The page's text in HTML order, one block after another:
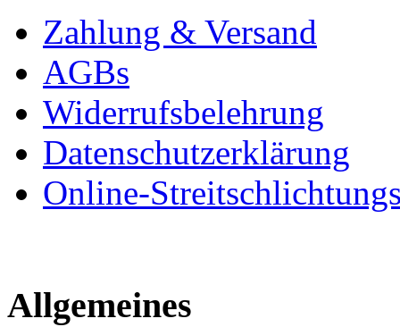
Zahlung & Versand
AGBs
Widerrufsbelehrung
Datenschutzerklärung
Online-
Allgemeines